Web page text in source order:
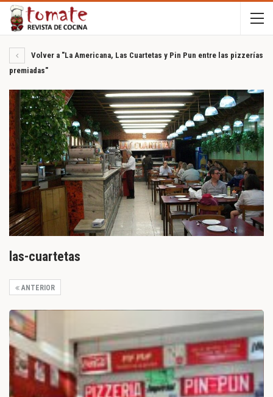
Volver a "La Americana, Las Cuartetas y Pin Pun entre las pizzerías
premiadas"
las-cuartetas
ANTERIOR